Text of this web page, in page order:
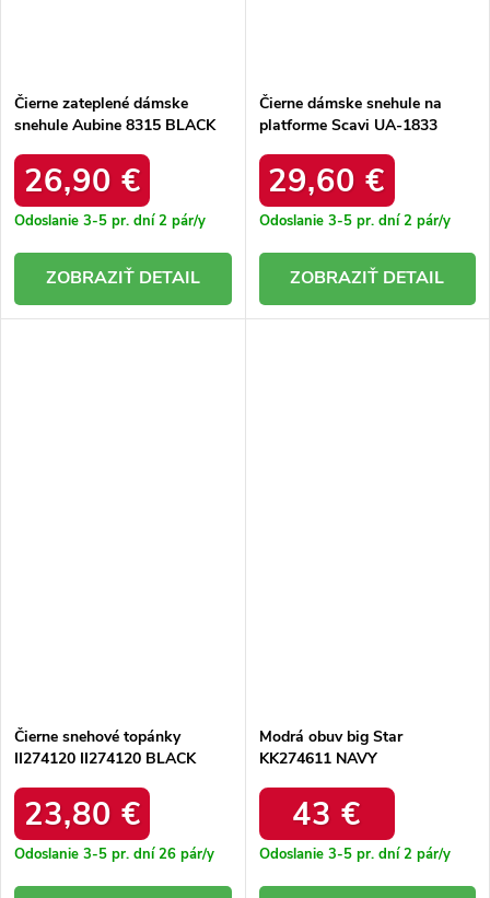
Čierne zateplené dámske
snehule Aubine 8315 BLACK
26,90 €
Odoslanie 3-5 pr. dní2 pár/y
DETAIL
Čierne dámske snehule na
platforme Scavi UA-1833
29,60 €
Odoslanie 3-5 pr. dní2 pár/y
DETAIL
Čierne snehové topánky
II274120 II274120 BLACK
23,80 €
Odoslanie 3-5 pr. dní26 pár/y
Modrá obuv big Star
KK274611 NAVY
43 €
Odoslanie 3-5 pr. dní2 pár/y